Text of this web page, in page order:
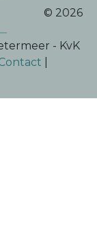
© 2026
- KvK